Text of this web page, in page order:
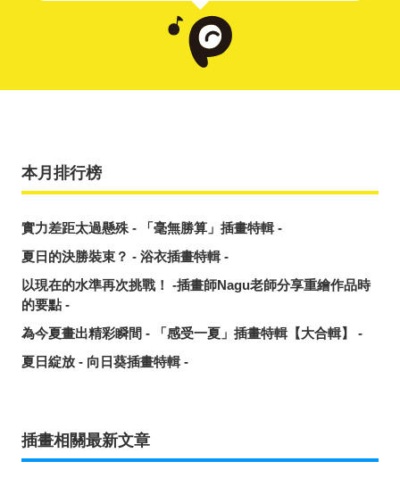
本月排行榜
實力差距太過懸殊 - 「毫無勝算」插畫特輯 -
夏日的決勝裝束？ - 浴衣插畫特輯 -
以現在的水準再次挑戰！ -插畫師Nagu老師分享重繪作品時
的要點 -
為今夏畫出精彩瞬間 - 「感受一夏」插畫特輯【大合輯】 -
夏日綻放 - 向日葵插畫特輯 -
插畫相關最新文章